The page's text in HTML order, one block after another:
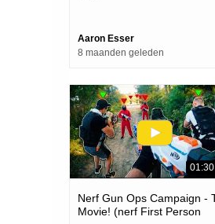
Aaron Esser
8 maanden geleden
Nerf Gun Ops Campaign -
Movie! (nerf First Person